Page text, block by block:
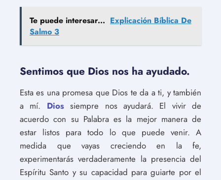
Te puede interesar... Explicación Bíblica De
Salmo 3
Sentimos que Dios nos ha ayudado.
Esta es una promesa que Dios te da a ti, y también
a mí. Diossiempre nos ayudará. El vivir de
acuerdo con su Palabra es la mejor manera de
estar listos para todo lo que puede venir. A
medida que vayas creciendo en la fe,
experimentarás verdaderamente la presencia del
Espíritu Santo y su capacidad para guiarte por el